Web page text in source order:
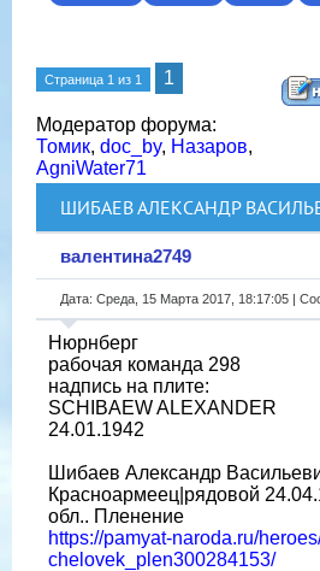
Страница 1 из 1 1
Модератор форума:
Томик, doc_by, Назаров,
AgniWater71
ШИБАЕВ АЛЕКСАНДР
валентина2749
Дата: Среда, 15 Марта 2017, 18:17:05 |
Нюрнберг
рабочая команда 298
надпись на плите:
SCHIBAEW ALEXANDER
24.01.1942
Шибаев Александр
Красноармеец|рядовой
обл.. Пленение
https://pamyat-naroda.ru/
chelovek_plen300284153/